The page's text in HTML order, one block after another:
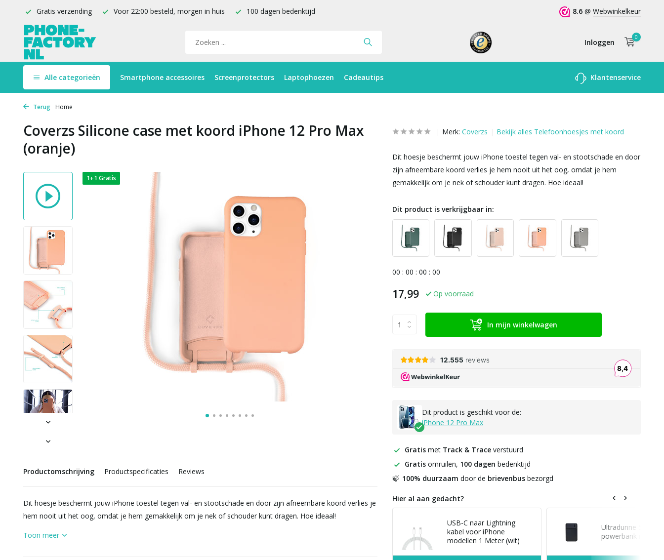
Gratis verzending Voor 22:00 besteld, morgen in huis 100 dagen bedenktijd 8.6 @ Webwinkelkeur
Inloggen
Account
0
Alle categorieën Smartphone accessoires Screenprotectors Laptophoezen Cadeautips Klantenservice
Terug Home
Coverzs Silicone case met koord iPhone 12 Pro Max
(oranje)
1+1 Gratis
Productomschrijving Productspecificaties Reviews
Dit hoesje beschermt jouw iPhone toestel tegen val- en stootschade en door zijn afneembare koord verlies je
hem nooit uit het oog, omdat je hem gemakkelijk om je nek of schouder kunt dragen. Hoe ideaal!
Toon meer
Merk: Coverzs Bekijk alles Telefoonhoesjes met koord
Dit hoesje beschermt jouw iPhone toestel tegen val- en stootschade en door
zijn afneembare koord verlies je hem nooit uit het oog, omdat je hem
gemakkelijk om je nek of schouder kunt dragen. Hoe ideaal!
Dit product is verkrijgbaar in:
00 : 00 : 00 : 00
17,99 Op voorraad
In mijn winkelwagen
Dit product is geschikt voor de:
iPhone 12 Pro Max
Gratismet Track & Traceverstuurd
Gratisomruilen, 100 dagen bedenktijd
🍃 100% duurzaam door de brievenbusbezorgd
Hier al aan gedacht?
USB-C naar Lightning
kabel voor iPhone
modellen 1 Meter (wit)
Ultradunne 5.000
powerbank (zwart)